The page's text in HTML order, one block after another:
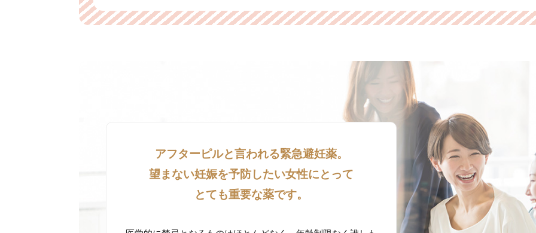
アフターピルと言われる緊急避妊薬。
望まない妊娠を予防したい女性にとって
とても重要な薬です。